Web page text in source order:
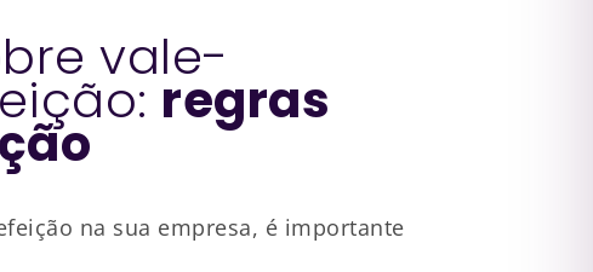
vale-
regras
na sua empresa, é importante